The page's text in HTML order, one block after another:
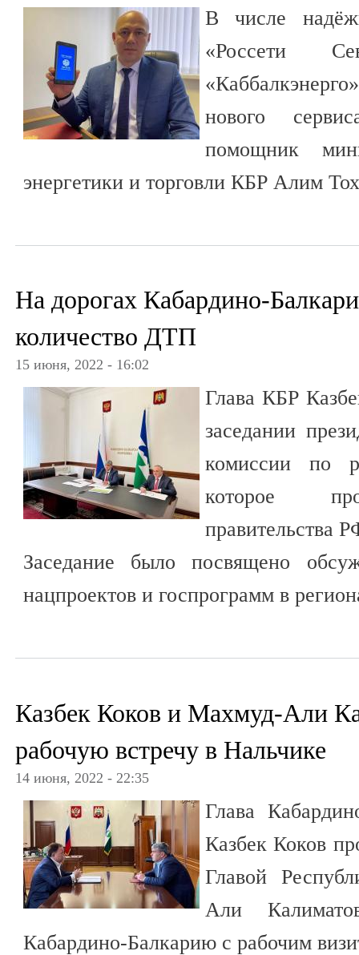
В числе
«Россети
нового
помощник
энергетики и торговли КБР Алим
На дорогах Кабардино-
количество ДТП
15 июня, 2022 - 16:02
Глава КБР
заседании
комиссии по
которое
правительства
Заседание было посвящено
нацпроектов и госпрограмм в
Казбек Коков и Махмуд-Али
рабочую встречу в Нальчике
14 июня, 2022 - 22:35
Глава
Казбек Коков
Главой
Али
Кабардино-Балкарию с рабочим